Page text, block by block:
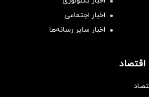
اخبار اجتماعی
اخبار سایر رسانه‌‌ها
اقتصاد